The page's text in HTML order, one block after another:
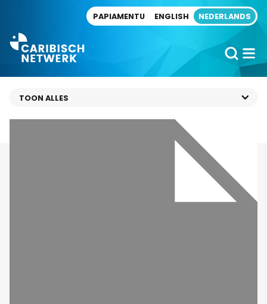
PAPIAMENTU ENGLISH NEDERLANDS